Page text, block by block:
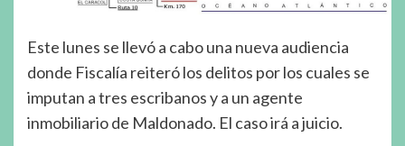
Este lunes se llevó a cabo una nueva audiencia
donde Fiscalía reiteró los delitos por los cuales se
imputan a tres escribanos y a un agente
inmobiliario de Maldonado. El caso irá a juicio.